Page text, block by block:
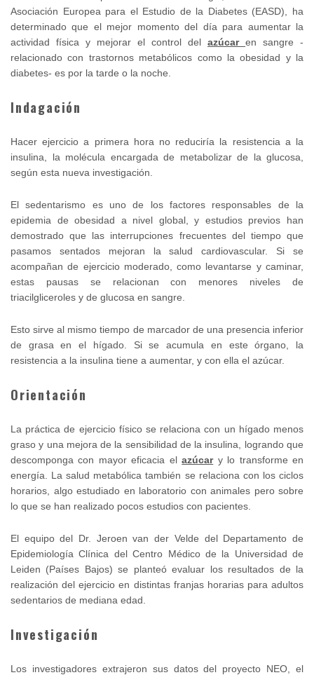
Asociación Europea para el Estudio de la Diabetes (EASD), ha
determinado que el mejor momento del día para aumentar la
actividad física y mejorar el control del azúcar en sangre -
relacionado con trastornos metabólicos como la obesidad y la
diabetes- es por la tarde o la noche.
Indagación
Hacer ejercicio a primera hora no reduciría la resistencia a la
insulina, la molécula encargada de metabolizar de la glucosa,
según esta nueva investigación.
El sedentarismo es uno de los factores responsables de la
epidemia de obesidad a nivel global, y estudios previos han
demostrado que las interrupciones frecuentes del tiempo que
pasamos sentados mejoran la salud cardiovascular. Si se
acompañan de ejercicio moderado, como levantarse y caminar,
estas pausas se relacionan con menores niveles de
triacilgliceroles y de glucosa en sangre.
Esto sirve al mismo tiempo de marcador de una presencia inferior
de grasa en el hígado. Si se acumula en este órgano, la
resistencia a la insulina tiene a aumentar, y con ella el azúcar.
Orientación
La práctica de ejercicio físico se relaciona con un hígado menos
graso y una mejora de la sensibilidad de la insulina, logrando que
descomponga con mayor eficacia elazúcary lo transforme en
energía. La salud metabólica también se relaciona con los ciclos
horarios, algo estudiado en laboratorio con animales pero sobre
lo que se han realizado pocos estudios con pacientes.
El equipo del Dr. Jeroen van der Velde del Departamento de
Epidemiología Clínica del Centro Médico de la Universidad de
Leiden (Países Bajos) se planteó evaluar los resultados de la
realización del ejercicio en distintas franjas horarias para adultos
sedentarios de mediana edad.
Investigación
Los investigadores extrajeron sus datos del proyecto NEO, el